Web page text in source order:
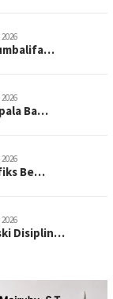
Ba…
Be…
Disiplin…